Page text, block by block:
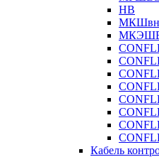
НВ
Кабель